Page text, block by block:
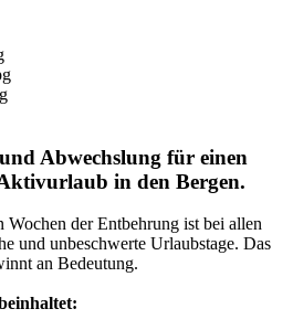
Abwechslung für einen
in den Bergen.
Wochen der Entbehrung ist bei allen
und unbeschwerte Urlaubstage. Das
an Bedeutung.